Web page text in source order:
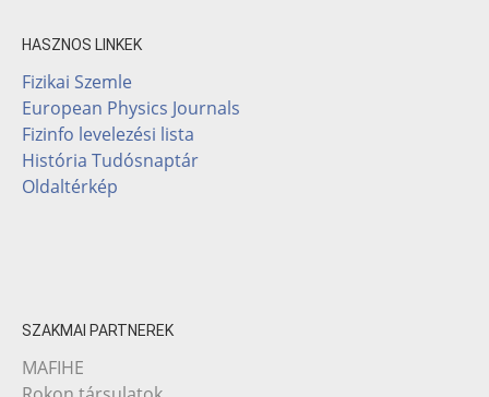
HASZNOS LINKEK
Fizikai Szemle
European Physics Journals
Fizinfo levelezési lista
História Tudósnaptár
Oldaltérkép
SZAKMAI PARTNEREK
MAFIHE